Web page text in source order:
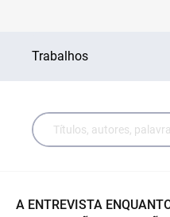
Trabalhos
A ENTREVISTA